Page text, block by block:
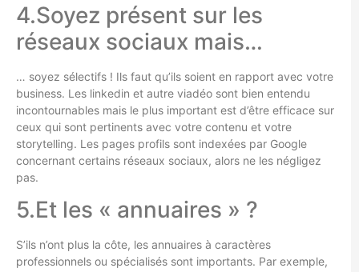
4.Soyez présent sur les
réseaux sociaux mais…
… soyez sélectifs ! Ils faut qu’ils soient en rapport avec votre
business. Les linkedin et autre viadéo sont bien entendu
incontournables mais le plus important est d’être efficace sur
ceux qui sont pertinents avec votre contenu et votre
storytelling. Les pages profils sont indexées par Google
concernant certains réseaux sociaux, alors ne les négligez
pas.
5.Et les « annuaires » ?
S’ils n’ont plus la côte, les annuaires à caractères
professionnels ou spécialisés sont importants. Par exemple,